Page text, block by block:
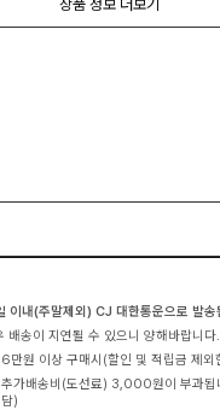
상품 정보 더보기
이내(주말제외) CJ 대한통운으로 발송
배송이 지연될 수 있으니 양해바랍니다.
만원 이상 구매시(할인 및 적립금 제외
가배송비(도선료) 3,000원이 부과됩
)